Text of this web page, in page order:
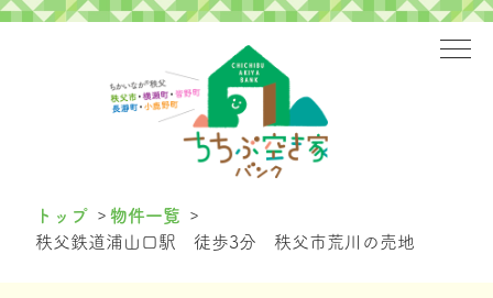
トップ > 物件一覧
>
秩父鉄道浦山口駅 徒歩3分 秩父市荒川の売地